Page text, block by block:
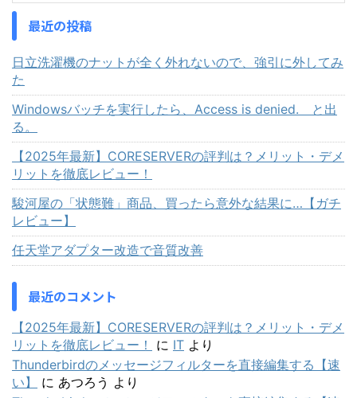
最近の投稿
日立洗濯機のナットが全く外れないので、強引に外してみ
た
Windowsバッチを実行したら、Access is denied. と出
る。
【2025年最新】CORESERVERの評判は？メリット・デメ
リットを徹底レビュー！
駿河屋の「状態難」商品、買ったら意外な結果に…【ガチ
レビュー】
任天堂アダプター改造で音質改善
最近のコメント
【2025年最新】CORESERVERの評判は？メリット・デメ
リットを徹底レビュー！
に IT より
Thunderbirdのメッセージフィルターを直接編集する【速
い】
に あつろう より